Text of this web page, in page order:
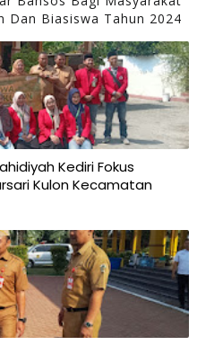
Dan Biasiswa Tahun 2024
Kediri Fokus
Kulon Kecamatan